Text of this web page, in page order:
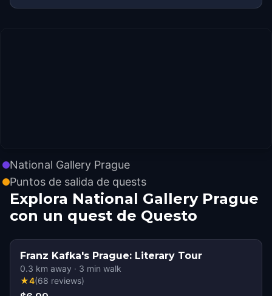
National Gallery Prague
Puntos de salida de quests
Explora National Gallery Prague
con un quest de Questo
Franz Kafka's Prague: Literary Tour
0.3 km away · 3 min walk
★4(68 reviews)